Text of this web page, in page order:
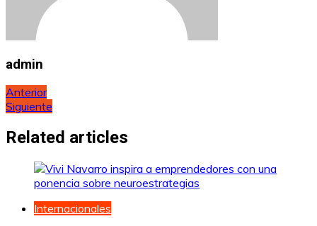
admin
Navegación
de
entradas
Anterior
Siguiente
Related articles
Internacionales